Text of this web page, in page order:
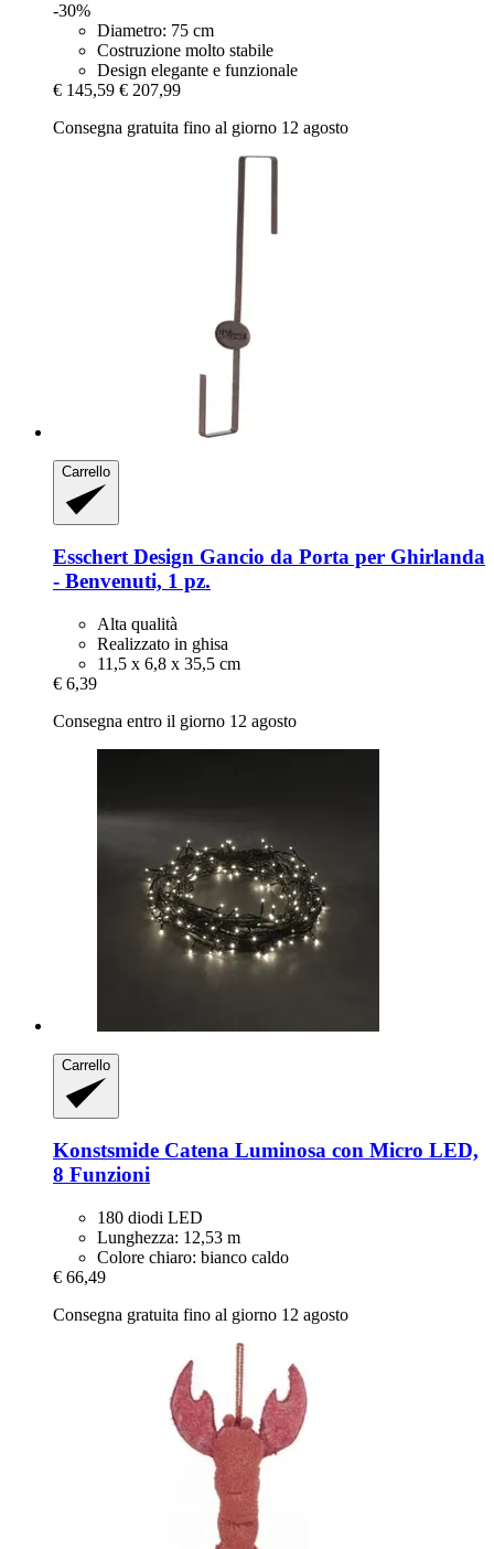
-30%
Diametro: 75 cm
Costruzione molto stabile
Design elegante e funzionale
€ 145,59 € 207,99
Consegna gratuita fino al giorno 12 agosto
Carrello
Esschert Design Gancio da Porta per Ghirlanda
-​ Benvenuti, 1 pz.
Alta qualità
Realizzato in ghisa
11,5 x 6,8 x 35,5 cm
€ 6,39
Consegna entro il giorno 12 agosto
Carrello
Konstsmide Catena Luminosa con Micro LED,
8 Funzioni
180 diodi LED
Lunghezza: 12,53 m
Colore chiaro: bianco caldo
€ 66,49
Consegna gratuita fino al giorno 12 agosto